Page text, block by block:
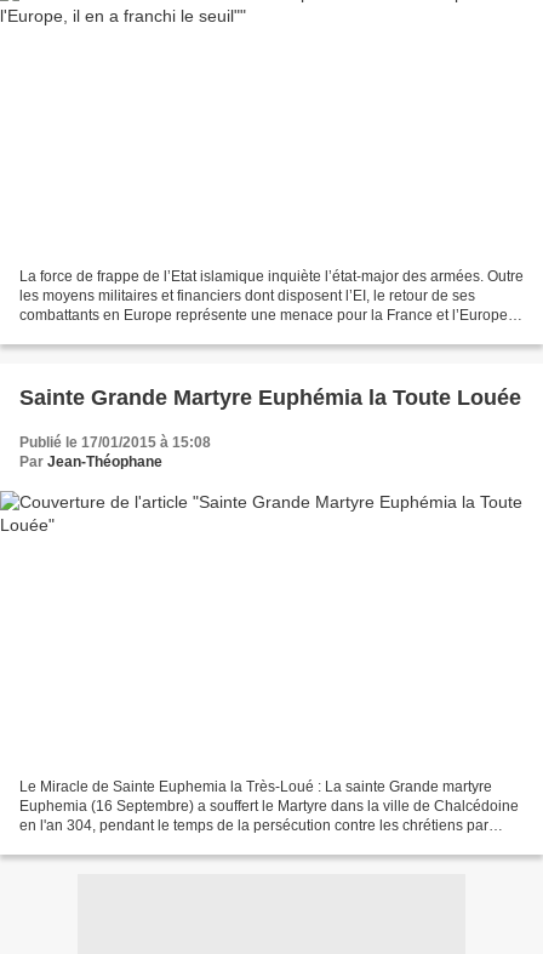
La force de frappe de l’Etat islamique inquiète l’état-major des armées. Outre
les moyens militaires et financiers dont disposent l’EI, le retour de ses
combattants en Europe représente une menace pour la France et l’Europe.
Sainte Grande Martyre Euphémia la Toute Louée
Publié le 17/01/2015 à 15:08
Par Jean-Théophane
Le Miracle de Sainte Euphemia la Très-Loué : La sainte Grande martyre
Euphemia (16 Septembre) a souffert le Martyre dans la ville de Chalcédoine
en l'an 304, pendant le temps de la persécution contre les chrétiens par